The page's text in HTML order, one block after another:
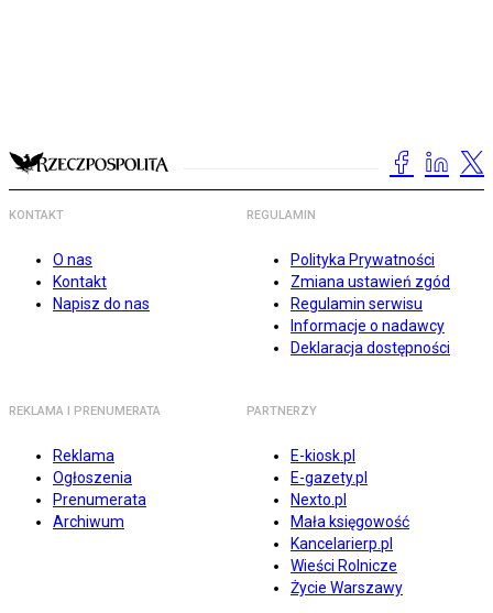
KONTAKT
O nas
Kontakt
Napisz do nas
REGULAMIN
Polityka Prywatności
Zmiana ustawień zgód
Regulamin serwisu
Informacje o nadawcy
Deklaracja dostępności
REKLAMA I PRENUMERATA
Reklama
Ogłoszenia
Prenumerata
Archiwum
PARTNERZY
E-kiosk.pl
E-gazety.pl
Nexto.pl
Mała księgowość
Kancelarierp.pl
Wieści Rolnicze
Życie Warszawy